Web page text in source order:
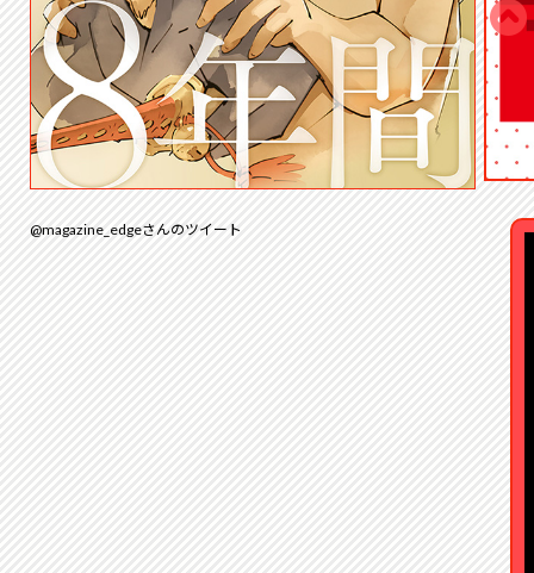
放
情
@magazine_edgeさんのツイート